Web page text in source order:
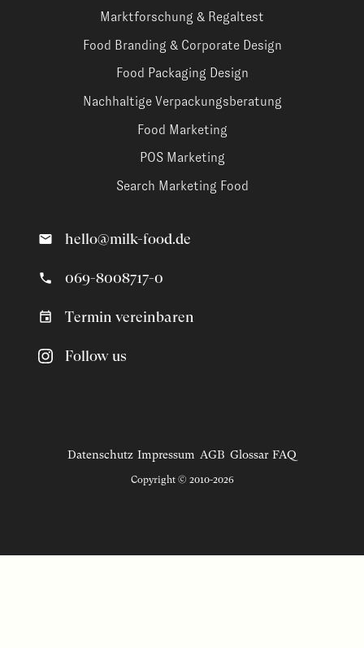
Marktforschung & Regaltest
Food Branding & Corporate Design
Food Packaging Design
Nachhaltige Verpackungsberatung
Food Marketing
POS Marketing
Search Marketing Food
hello@milk-food.de
069-8008717-0
Termin vereinbaren
Follow us
Datenschutz Impressum AGB Glossar FAQ
Copyright © 2010-2026